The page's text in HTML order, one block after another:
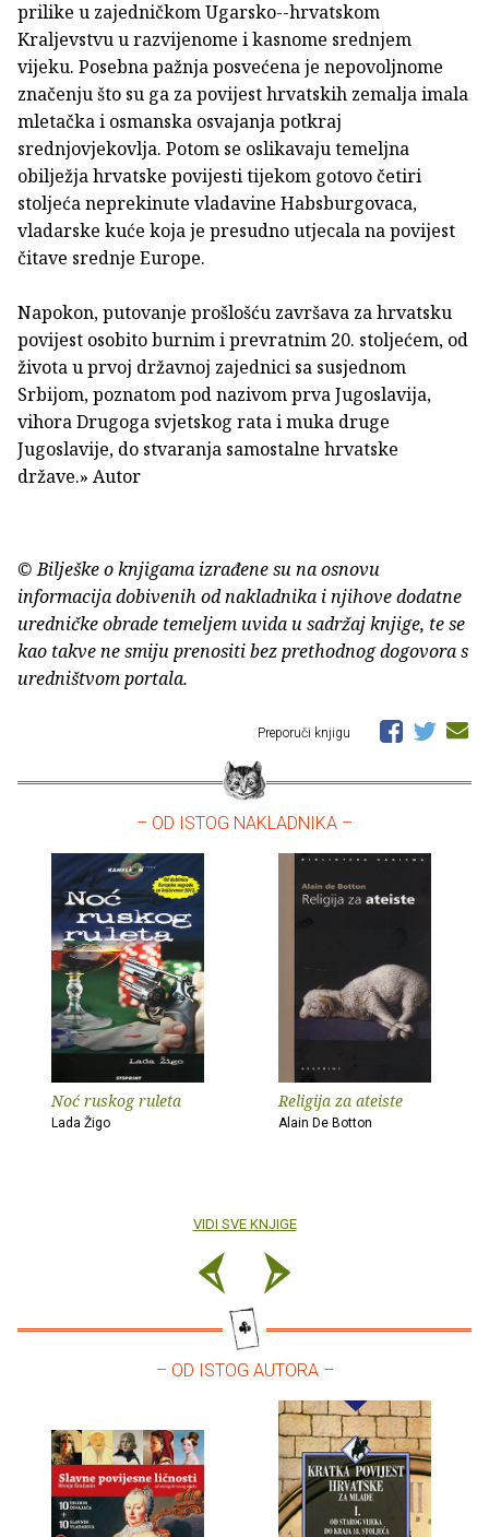
prilike u zajedničkom Ugarsko--hrvatskom
Kraljevstvu u razvijenome i kasnome srednjem
vijeku. Posebna pažnja posvećena je nepovoljnome
značenju što su ga za povijest hrvatskih zemalja imala
mletačka i osmanska osvajanja potkraj
srednjovjekovlja. Potom se oslikavaju temeljna
obilježja hrvatske povijesti tijekom gotovo četiri
stoljeća neprekinute vladavine Habsburgovaca,
vladarske kuće koja je presudno utjecala na povijest
čitave srednje Europe.
Napokon, putovanje prošlošću završava za hrvatsku
povijest osobito burnim i prevratnim 20. stoljećem, od
života u prvoj državnoj zajednici sa susjednom
Srbijom, poznatom pod nazivom prva Jugoslavija,
vihora Drugoga svjetskog rata i muka druge
Jugoslavije, do stvaranja samostalne hrvatske
države.» Autor
© Bilješke o knjigama izrađene su na osnovu
informacija dobivenih od nakladnika i njihove dodatne
uredničke obrade temeljem uvida u sadržaj knjige, te se
kao takve ne smiju prenositi bez prethodnog dogovora s
uredništvom portala.
Preporuči knjigu
– OD ISTOG NAKLADNIKA –
Noć ruskog ruleta
Lada Žigo
Religija za ateiste
Alain De Botton
VIDI SVE KNJIGE
– OD ISTOG AUTORA –